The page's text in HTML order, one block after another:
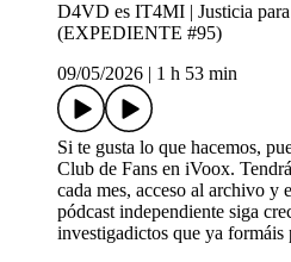
D4VD es IT4MI | Justicia
(EXPEDIENTE #95)
09/05/2026
1 h 53 min
Si te gusta lo que hacemos,
Club de Fans en iVoox.
cada mes, acceso al archivo y
pódcast independiente siga
investigadictos que ya formáis